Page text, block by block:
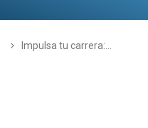
Impulsa tu carrera:…